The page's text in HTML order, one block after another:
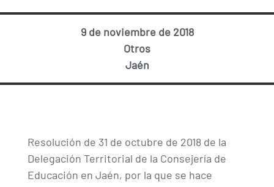
9 de noviembre de 2018
Otros
Jaén
Resolución de 31 de octubre de 2018 de la
Delegación Territorial de la Consejería de
Educación en Jaén, por la que se hace